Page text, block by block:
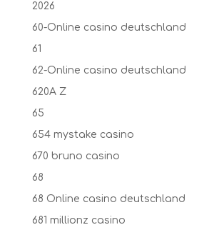
2026
60-Online casino deutschland
61
62-Online casino deutschland
620A Z
65
654 mystake casino
670 bruno casino
68
68 Online casino deutschland
681 millionz casino